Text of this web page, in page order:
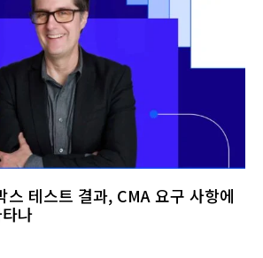
스 테스트 결과, CMA 요구 사항에
나